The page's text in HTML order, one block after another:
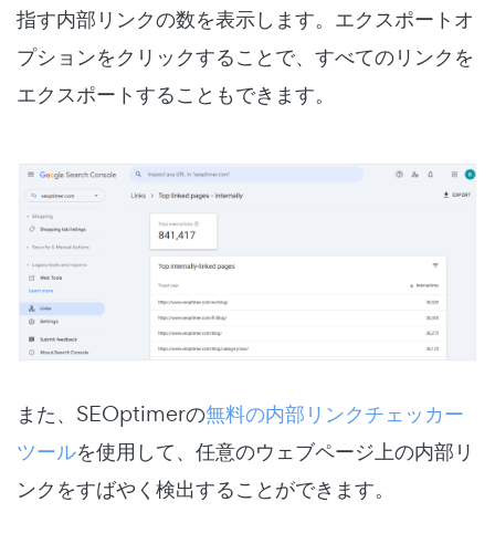
指す内部リンクの数を表示します。エクスポートオ
プションをクリックすることで、すべてのリンクを
エクスポートすることもできます。
また、SEOptimerの無料の内部リンクチェッカー
ツールを使用して、任意のウェブページ上の内部リ
ンクをすばやく検出することができます。